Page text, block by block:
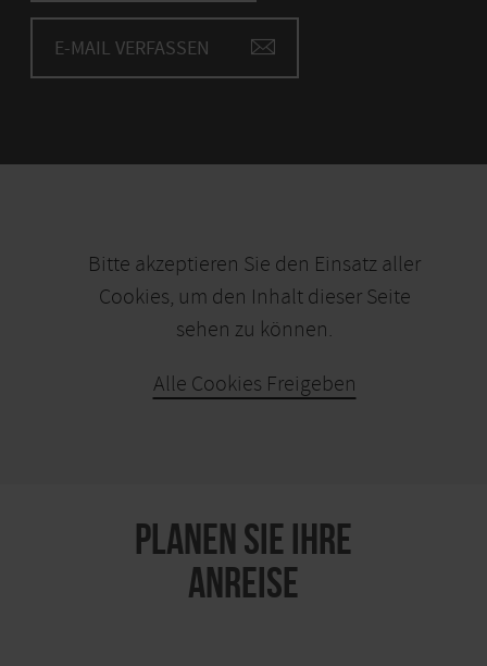
E-MAIL VERFASSEN
Bitte akzeptieren Sie den Einsatz aller
Cookies, um den Inhalt dieser Seite
sehen zu können.
Alle Cookies Freigeben
PLANEN SIE IHRE
ANREISE